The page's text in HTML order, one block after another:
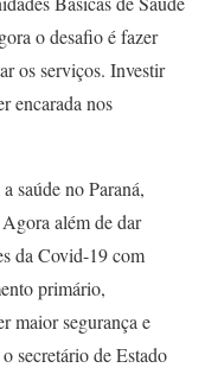
o desafio é fazer
os serviços. Investir
encarada nos
saúde no Paraná,
além de dar
da Covid-19 com
primário,
maior segurança e
secretário de Estado